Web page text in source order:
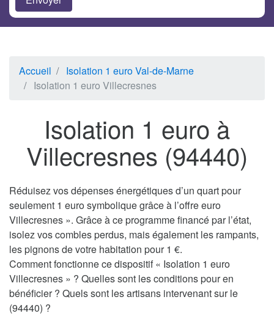
Accueil
Isolation 1 euro Val-de-Marne
Isolation 1 euro Villecresnes
Isolation 1 euro à
Villecresnes (94440)
Réduisez vos dépenses énergétiques d’un quart pour
seulement 1 euro symbolique grâce à l’offre euro
Villecresnes ». Grâce à ce programme financé par l’état,
isolez vos combles perdus, mais également les rampants,
les pignons de votre habitation pour 1 €.
Comment fonctionne ce dispositif « Isolation 1 euro
Villecresnes » ? Quelles sont les conditions pour en
bénéficier ? Quels sont les artisans intervenant sur le
(94440) ?